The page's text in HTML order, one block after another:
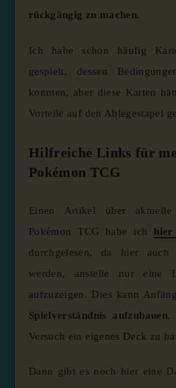
rückgängig zu machen.
Ich habe schon häufig
gespielt, dessen
konnten, aber diese Karten
Vorteile auf den Ablegestapel
Hilfreiche Links für
Pokémon TCG
Einen Artikel über
Pokémon TCG habe ich hier
durchgelesen, da hier auch
werden, anstelle nur eine
aufzuzeigen. Dies kann
Spielverständnis aufzubauen,
Versuch ein eigenes Deck zu
Dann gibt es noch hier eine